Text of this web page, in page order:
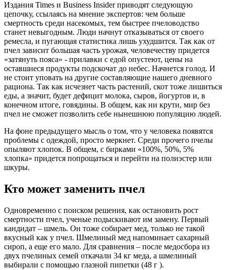
Издания Times и Business Insider приводят следующую
цепочку, ссылаясь на мнение экспертов: чем больше
смертность среди насекомых, тем быстрее пчеловодство
станет невыгодным. Люди начнут отказываться от своего
ремесла, и пугающая статистика лишь ухудшится. Так как от
пчел зависит большая часть урожая, человечеству придется
«затянуть пояса» - прилавки с едой опустеют, цены на
оставшиеся продукты подскочат до небес. Начнется голод. И
не стоит уповать на другие составляющие нашего дневного
рациона. Так как исчезнет часть растений, скот тоже лишиться
еды, а значит, будет дефицит молока, сыров, йогуртов и, в
конечном итоге, говядины. В общем, как ни крути, мир без
пчел не сможет позволить себе нынешнюю популяцию людей.
На фоне предыдущего мысль о том, что у человека появятся
проблемы с одеждой, просто меркнет. Среди прочего пчелы
опыляют хлопок. В общем, с бирками «100%, 50%, 5%
хлопка» придется попрощаться и перейти на полиэстер или
шкуры.
Кто может заменить пчел
Одновременно с поиском решения, как остановить рост
смертности пчел, ученые подыскивают им замену. Первый
кандидат – шмель. Он тоже собирает мед, только не такой
вкусный как у пчел. Шмелиный мед напоминает сахарный
сироп, а еще его мало. Для сравнения – после медосбора из
двух пчелиных семей откачали 34 кг меда, а шмелиный
выбирали с помощью глазной пипетки (48 г ).